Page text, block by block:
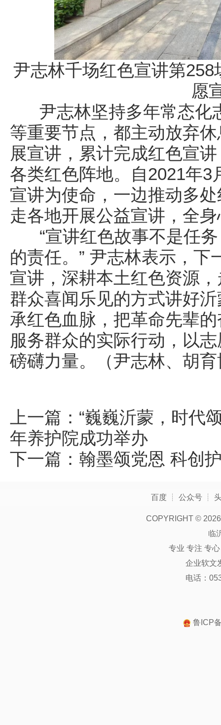
尹志林千场红色宣讲第
愿
尹志林坚持多年常态化
等重要节点，都主动放弃
展宣讲，累计完成红色宣
各类红色阵地。自2021年
宣讲为使命，一边推动多
走各地开展公益宣讲，全
“宣讲红色故事不是任务
的责任。” 尹志林表示，
宣讲，深耕本土红色资源
群众喜闻乐见的方式讲好
承红色血脉，把革命先辈
服务群众的实际行动，以
磅礴力量。（尹志林、胡
上一篇： “巍巍沂蒙，时代
年养护院成功举办
下一篇： 翰墨颂党恩 科创
百度 ┊ 公众号 ┊
COPYRIGHT ©
临
专业 专注 专
企业软文
电话：
鲁ICP